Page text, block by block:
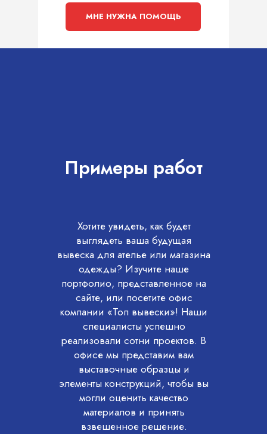
МНЕ НУЖНА ПОМОЩЬ
Примеры работ
Хотите увидеть, как будет
выглядеть ваша будущая
вывеска для ателье или магазина
одежды? Изучите наше
портфолио, представленное на
сайте, или посетите офис
компании «Топ вывески»! Наши
специалисты успешно
реализовали сотни проектов. В
офисе мы представим вам
выставочные образцы и
элементы конструкций, чтобы вы
могли оценить качество
материалов и принять
взвешенное решение.